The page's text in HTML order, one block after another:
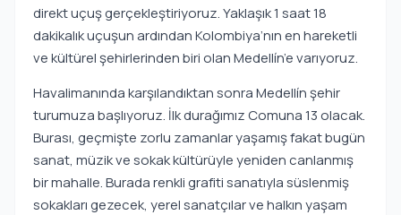
direkt uçuş gerçekleştiriyoruz. Yaklaşık 1 saat 18
dakikalık uçuşun ardından Kolombiya’nın en hareketli
ve kültürel şehirlerinden biri olan Medellín’e varıyoruz.
Havalimanında karşılandıktan sonra Medellín şehir
turumuza başlıyoruz. İlk durağımız Comuna 13 olacak.
Burası, geçmişte zorlu zamanlar yaşamış fakat bugün
sanat, müzik ve sokak kültürüyle yeniden canlanmış
bir mahalle. Burada renkli grafiti sanatıyla süslenmiş
sokakları gezecek, yerel sanatçılar ve halkın yaşam